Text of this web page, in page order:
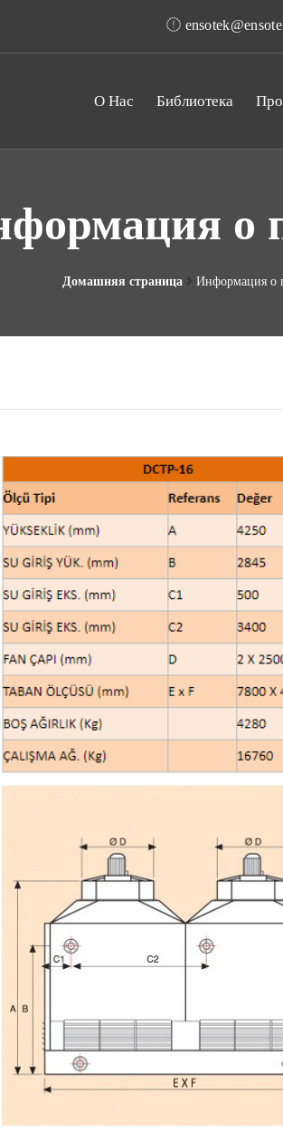
О Нас Библиотека
о
Домашняя страница Информация о